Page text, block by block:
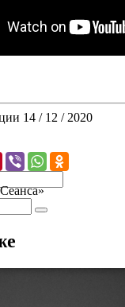
14 / 12 / 2020